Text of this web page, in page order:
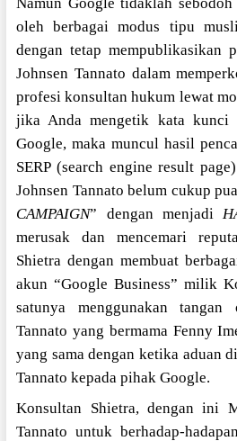
oleh berbagai modus tipu
dengan tetap mempublikasikan
Johnsen Tannato dalam
profesi konsultan hukum lewat
jika Anda mengetik kata kunci
Google, maka muncul hasil
SERP (search engine result
Johnsen Tannato belum cukup
CAMPAIGN” dengan menjadi
merusak dan mencemari
Shietra dengan membuat
akun “Google Business” milik
satunya menggunakan tangan
Tannato yang bermama Fenny
yang sama dengan ketika aduan
Tannato kepada pihak Google.
Konsultan Shietra, dengan ini
Tannato untuk berhadap-